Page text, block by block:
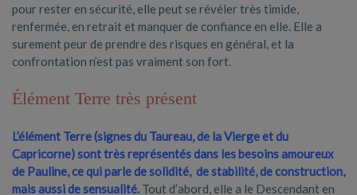
pour rester en sécurité, elle peut se révéler très timide,
renfermée, en retrait et manquer de confiance en elle. Elle a
surement peur de prendre des risques en général, et la
confrontation n’est pas vraiment son fort.
Élément Terre très présent
L’élément Terre (signes du Taureau, de la Vierge et du
Capricorne) sont très représentés dans les besoins amoureux
de Pauline, ce qui parle de solidité, de stabilité, de construction,
mais aussi de sensualité. Tout d’abord, elle a le Descendant en